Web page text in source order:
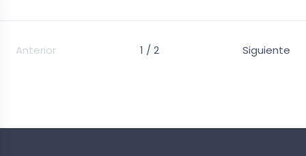
Anterior 1 / 2 Siguiente